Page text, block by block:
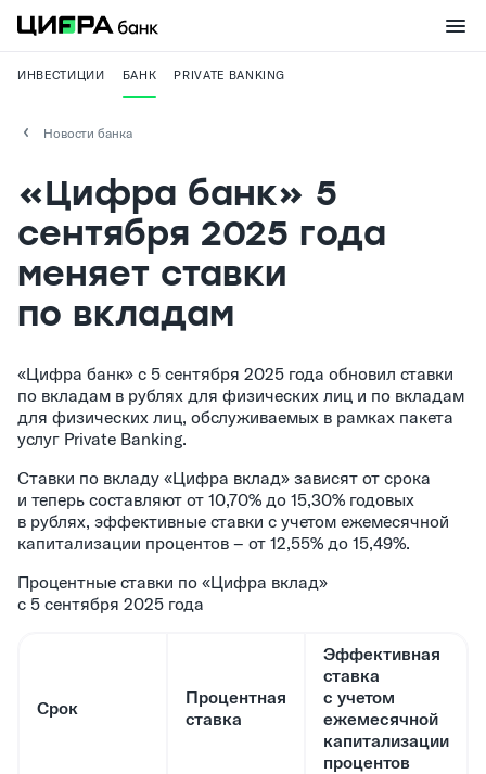
ИНВЕСТИЦИИ БАНК PRIVATE BANKING
Новости банка
«Цифра банк» 5
сентября 2025 года
меняет ставки
по вкладам
«Цифра банк» с 5 сентября 2025 года обновил ставки
по вкладам в рублях для физических лиц и по вкладам
для физических лиц, обслуживаемых в рамках пакета
услуг Private Banking.
Ставки по вкладу «Цифра вклад» зависят от срока
и теперь составляют от 10,70% до 15,30% годовых
в рублях, эффективные ставки с учетом ежемесячной
капитализации процентов – от 12,55% до 15,49%.
Процентные ставки по «Цифра вклад»
с 5 сентября 2025 года
Срок
Процентная
ставка
Эффективная
ставка
с учетом
ежемесячной
капитализации
процентов